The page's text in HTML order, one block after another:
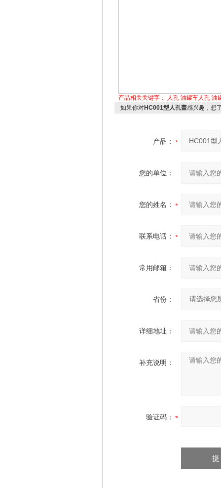
产品相关关键字： 人孔 油罐车人孔 油
如果你对HC001型人孔盖感兴趣，想
产品：
您的单位：
您的姓名：
联系电话：
常用邮箱：
省份：
详细地址：
补充说明：
验证码：